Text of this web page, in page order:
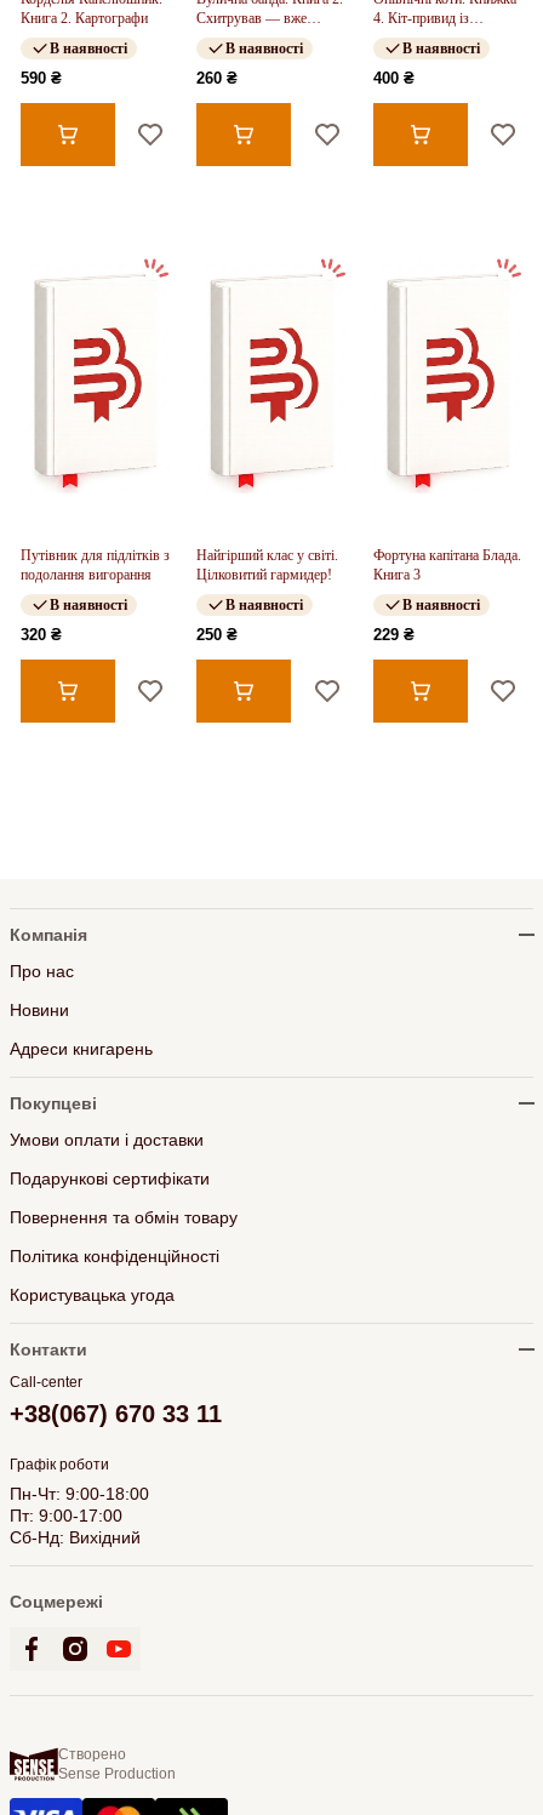
Книга 2. Картографи
В наявності
590 ₴
Схитрував — вже
майже переміг!
В наявності
260 ₴
4. Кіт-привид із
Бейкерлу
В наявності
400 ₴
Путівник для підлітків з
подолання вигорання
В наявності
320 ₴
Найгірший клас у світі.
Цілковитий гармидер!
В наявності
250 ₴
Фортуна капітана Блада.
Книга 3
В наявності
229 ₴
Компанія
Про нас
Новини
Адреси книгарень
Покупцеві
Умови оплати і доставки
Подарункові сертифікати
Повернення та обмін товару
Політика конфіденційності
Користувацька угода
Контакти
Call-center
+38(067) 670 33 11
Графік роботи
Пн-Чт: 9:00-18:00
Пт: 9:00-17:00
Сб-Нд: Вихідний
Соцмережі
Створено
Sense Production